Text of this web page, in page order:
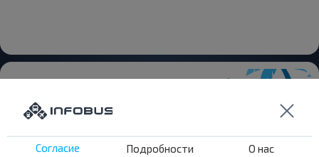
Хотите
Согласие Подробности О нас